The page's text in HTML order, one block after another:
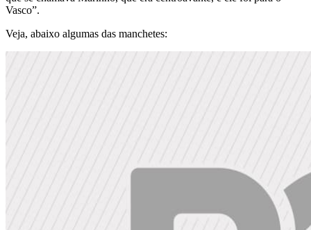
Vasco”.
Veja, abaixo algumas das manchetes: